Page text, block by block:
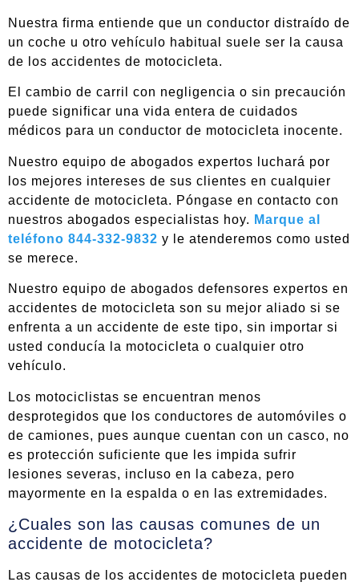
Nuestra firma entiende que un conductor distraído de
un coche u otro vehículo habitual suele ser la causa
de los accidentes de motocicleta.
El cambio de carril con negligencia o sin precaución
puede significar una vida entera de cuidados
médicos para un conductor de motocicleta inocente.
Nuestro equipo de abogados expertos luchará por
los mejores intereses de sus clientes en cualquier
accidente de motocicleta. Póngase en contacto con
nuestros abogados especialistas hoy. Marque al
teléfono 844-332-9832 y le atenderemos como usted
se merece.
Nuestro equipo de abogados defensores expertos en
accidentes de motocicleta son su mejor aliado si se
enfrenta a un accidente de este tipo, sin importar si
usted conducía la motocicleta o cualquier otro
vehículo.
Los motociclistas se encuentran menos
desprotegidos que los conductores de automóviles o
de camiones, pues aunque cuentan con un casco, no
es protección suficiente que les impida sufrir
lesiones severas, incluso en la cabeza, pero
mayormente en la espalda o en las extremidades.
¿Cuales son las causas comunes de un
accidente de motocicleta?
Las causas de los accidentes de motocicleta pueden